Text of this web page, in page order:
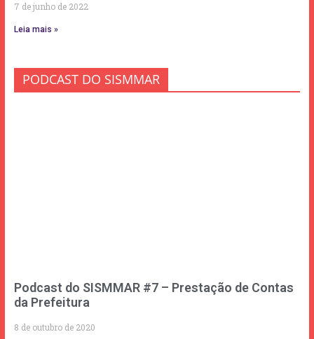
7 de junho de 2022
Leia mais »
PODCAST DO SISMMAR
Podcast do SISMMAR #7 – Prestação de Contas
da Prefeitura
8 de outubro de 2020